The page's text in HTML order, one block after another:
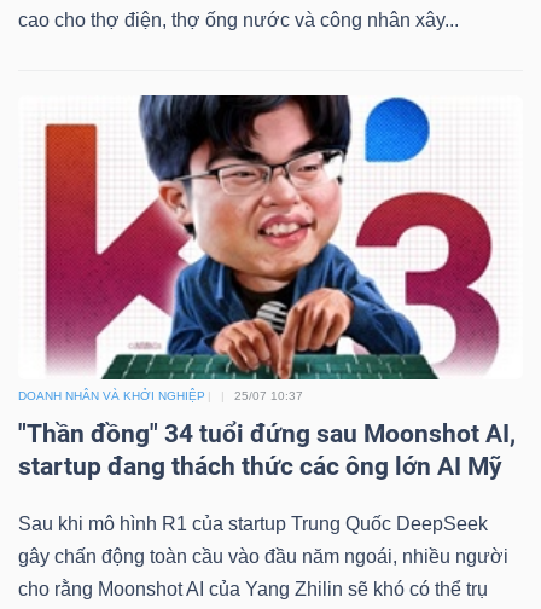
cao cho thợ điện, thợ ống nước và công nhân xây...
DOANH NHÂN VÀ KHỞI NGHIỆP 25/07 10:37
"Thần đồng" 34 tuổi đứng sau Moonshot AI,
startup đang thách thức các ông lớn AI Mỹ
Sau khi mô hình R1 của startup Trung Quốc DeepSeek
gây chấn động toàn cầu vào đầu năm ngoái, nhiều người
cho rằng Moonshot AI của Yang Zhilin sẽ khó có thể trụ